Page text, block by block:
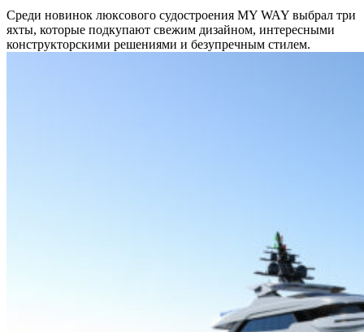
Среди новинок люксового судостроения MY WAY выбрал три
яхты, которые подкупают свежим дизайном, интересными
конструкторскими решениями и безупречным стилем.